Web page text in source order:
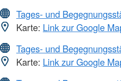
Tages- und
Karte: Link zur Google
Tages- und
Karte: Link zur Google